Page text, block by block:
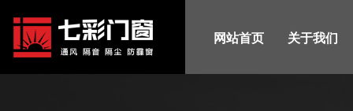
网站首页 关于我们